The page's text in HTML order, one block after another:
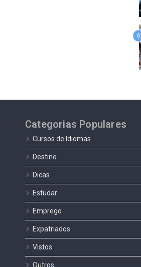
6
Categorias Populares
Cursos de Idiomas
Destino
Dicas
Estudar
Emprego
Expatriados
Vistos
Outros